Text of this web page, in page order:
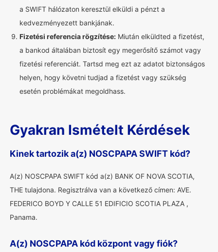
a SWIFT hálózaton keresztül elküldi a pénzt a
kedvezményezett bankjának.
Fizetési referencia rögzítése: Miután elküldted a fizetést,
a bankod általában biztosít egy megerősítő számot vagy
fizetési referenciát. Tartsd meg ezt az adatot biztonságos
helyen, hogy követni tudjad a fizetést vagy szükség
esetén problémákat megoldhass.
Gyakran Ismételt Kérdések
Kinek tartozik a(z) NOSCPAPA SWIFT kód?
A(z) NOSCPAPA SWIFT kód a(z) BANK OF NOVA SCOTIA,
THE tulajdona. Regisztrálva van a következő címen: AVE.
FEDERICO BOYD Y CALLE 51 EDIFICIO SCOTIA PLAZA ,
Panama.
A(z) NOSCPAPA kód központ vagy fiók?